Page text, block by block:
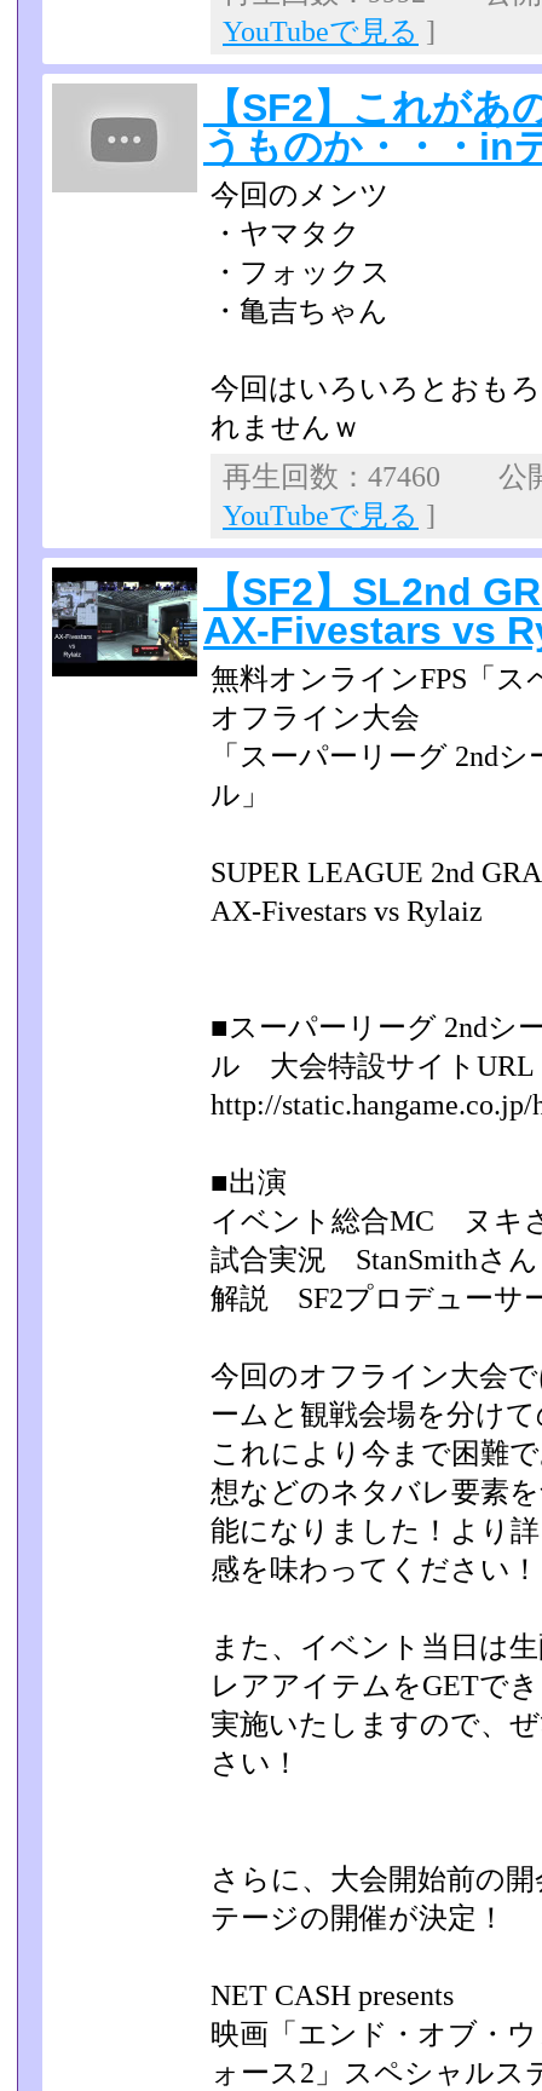
YouTubeで見る ]
【SF2】これがあ
うものか・・・in
今回のメンツ
・ヤマタク
・フォックス
・亀吉ちゃん
今回はいろいろとおも
れませんｗ
再生回数：47460 公
YouTubeで見る ]
【SF2】SL2nd
AX-Fivestars vs
無料オンラインFPS「
オフライン大会
「スーパーリーグ 2nd
ル」
SUPER LEAGUE 2nd
AX-Fivestars vs Rylaiz
■スーパーリーグ 2nd
ル 大会特設サイトURL
http://static.hangame.co.jp/
■出演
イベント総合MC ヌキ
試合実況 StanSmithさん
解説 SF2プロデューサ
今回のオフライン大会
ームと観戦会場を分け
これにより今まで困難
想などのネタバレ要素
能になりました！より
感を味わってください！
また、イベント当日は
レアアイテムをGETで
実施いたしますので、
さい！
さらに、大会開始前の
テージの開催が決定！
NET CASH presents
映画「エンド・オブ・
ォース2」スペシャルス